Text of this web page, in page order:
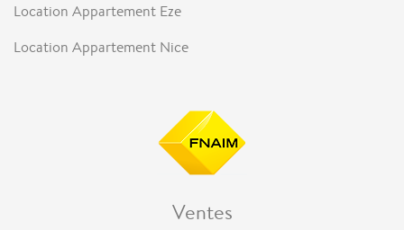
Location Appartement Eze
Location Appartement Nice
Ventes